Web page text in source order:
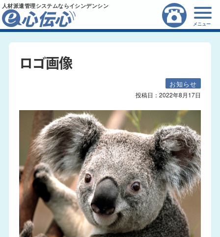
人材派遣管理システムならイシンデンシン
メニュー
ロゴ画像
お知らせ
投稿日：2022年8月17日